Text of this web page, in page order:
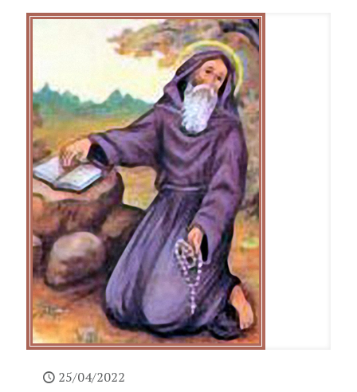
25/04/2022